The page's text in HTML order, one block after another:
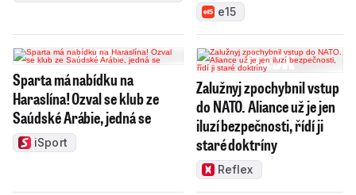
e15
Sparta má nabídku na
Haraslína! Ozval se klub ze
Saúdské Arábie, jedná se
iSport
Zalužnyj zpochybnil vstup
do NATO. Aliance už je jen
iluzí bezpečnosti, řídí ji
staré doktríny
Reflex